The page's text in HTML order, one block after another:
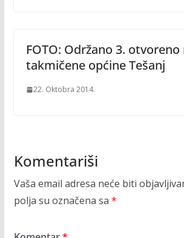
FOTO: Održano 3.
takmičene općine Tešanj
22. Oktobra 2014.
Komentariši
Vaša email adresa neće biti
polja su označena sa *